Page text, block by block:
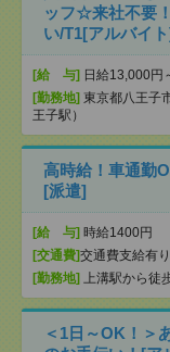
ッフ☆来社不要
い/T1[アルバイ
[給 与] 日給13,000円
[勤務地] 東京都八王子
王子駅）
高時給！車通勤
[派遣]
[給 与] 時給1400円
[交通費]交通費支給有り
[勤務地] 上溝駅から徒
＜1日～OK！＞